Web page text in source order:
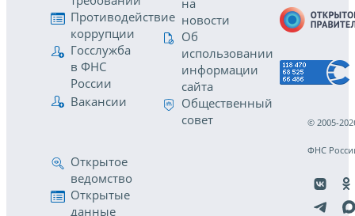
Противодействие
коррупции
Госслужба
в ФНС
России
Вакансии
на
новости
Об
использовании
информации
сайта
Общественный
совет
Открытое
ведомство
Открытые
данные
© 2005-
ФНС